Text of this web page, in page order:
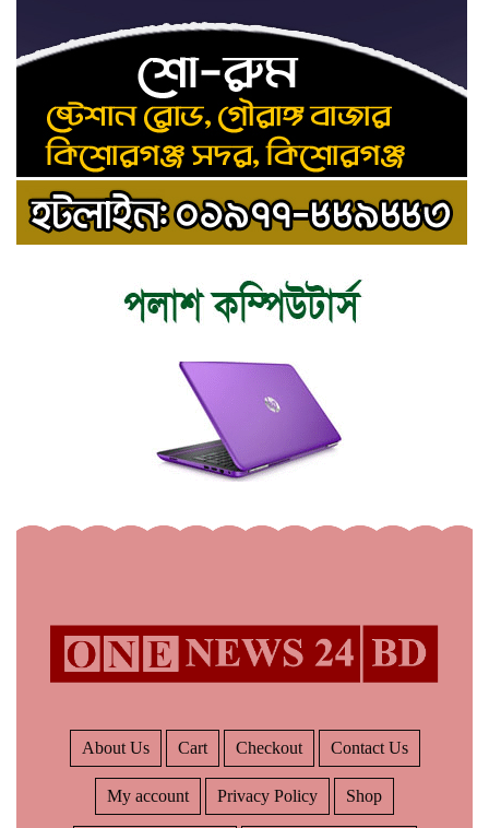
About Us Cart Checkout Contact Us
My account Privacy Policy Shop